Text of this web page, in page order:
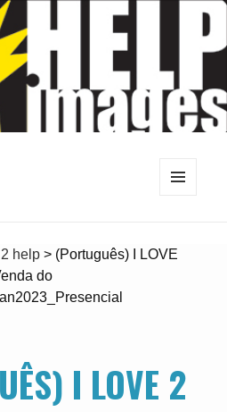
2 help> (Português) I LOVE
do
I LOVE 2